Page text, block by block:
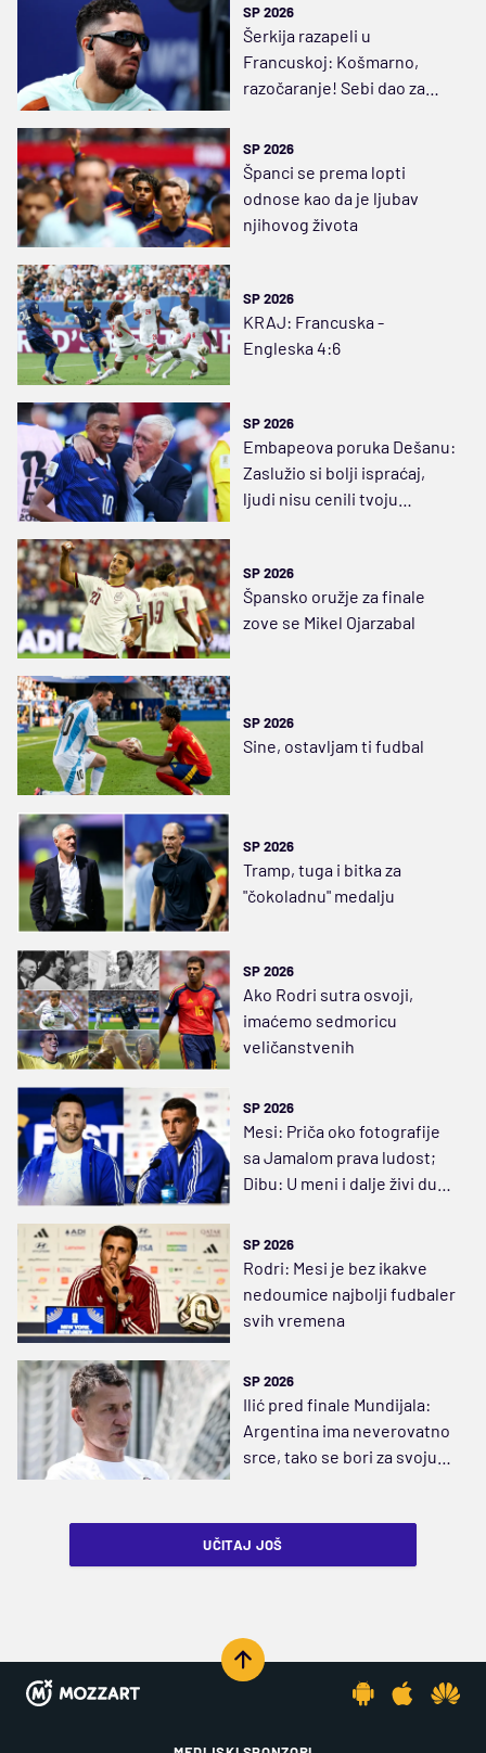
SP 2026
Šerkija razapeli u
Francuskoj: Košmarno,
razočaranje! Sebi dao za
Dešanom
SP 2026
Španci se prema lopti
odnose kao da je ljubav
njihovog života
SP 2026
KRAJ: Francuska -
Engleska 4:6
SP 2026
Embapeova poruka Dešanu:
Zaslužio si bolji ispraćaj,
ljudi nisu cenili tvoju
SP 2026
Špansko oružje za finale
zove se Mikel Ojarzabal
SP 2026
Sine, ostavljam ti fudbal
SP 2026
Tramp, tuga i bitka za
"čokoladnu" medalju
SP 2026
Ako Rodri sutra osvoji,
imaćemo sedmoricu
veličanstvenih
SP 2026
Mesi: Priča oko fotografije
sa Jamalom prava ludost;
Dibu: U meni i dalje živi duh
SP 2026
Rodri: Mesi je bez ikakve
nedoumice najbolji fudbaler
svih vremena
SP 2026
Ilić pred finale Mundijala:
Argentina ima neverovatno
srce, tako se bori za svoju
UČITAJ JOŠ